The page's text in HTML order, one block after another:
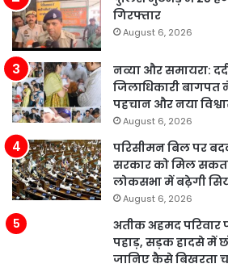
गिरफ्तार
August 6, 2026
नव्या और समायरा:
जिलाधिकारी बागपत
पहचान और नया
August 6, 2026
परिसीमन बिल पर
सरकार को मिल
लोकसभा में बढ़ेगी
August 6, 2026
अतीक अहमद परिवार
पहाड़, सड़क हादसे में
जानिए कैसे बिखरता